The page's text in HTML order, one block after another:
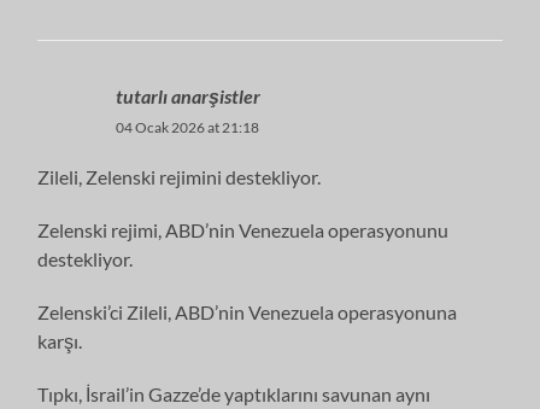
tutarlı anarşistler
04 Ocak 2026 at 21:18
Zileli, Zelenski rejimini destekliyor.
Zelenski rejimi, ABD’nin Venezuela operasyonunu
destekliyor.
Zelenski’ci Zileli, ABD’nin Venezuela operasyonuna
karşı.
Tıpkı, İsrail’in Gazze’de yaptıklarını savunan aynı